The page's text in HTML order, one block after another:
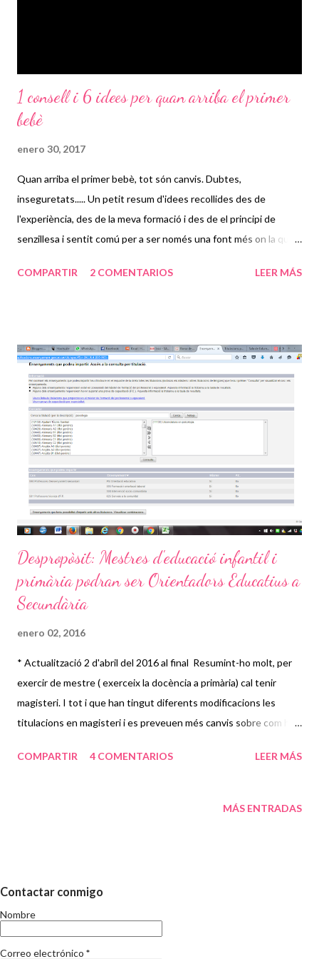
1 consell i 6 idees per quan arriba el primer
bebè
enero 30, 2017
Quan arriba el primer bebè, tot són canvis. Dubtes,
inseguretats..... Un petit resum d'idees recollides des de
l'experiència, des de la meva formació i des de el principi de
senzillesa i sentit comú per a ser només una font més on la que
XUMET? Posar xumet no és dolent. El nadó té reflex de succió
tema. Per tant, no patiu, el xumet en sí no és dolent. Gairebé
tots els nadons en tenen. Ara bé, després tampoc patiu en
excés per el moment de treure-li. Ja sabeu que us diran que
deforma les dents i que no el pot tenir, i moltes altres
argumentacions vertaderes. Però.. calma. Poc a poc, oi que li
hem posat per què també a nosaltres ens semblava que li anava
bé? el beb...
COMPARTIR 2 COMENTARIOS LEER MÁS
Despropòsit: Mestres d'educació infantil i
primària podran ser Orientadors Educatius a
Secundària
enero 02, 2016
* Actualització 2 d'abril del 2016 al final Resumint-ho molt, per
exercir de mestre ( exerceix la docència a primària) cal tenir
magisteri. I tot i que han tingut diferents modificacions les
titulacions en magisteri i es preveuen més canvis sobre com ha
titulació correponent en magisteri. Que es generi debat
permanent del mestre és essencial. I més essencial encara que
no universitària , i Alberto del Pozo n'ha fet una primera lectura
molt aclaridora al seu bloc, destacant aquest aspecte de la
COMPARTIR 4 COMENTARIOS LEER MÁS
MÁS ENTRADAS
Contactar conmigo
Nombre
Correo electrónico *